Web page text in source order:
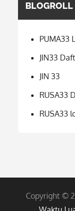
BLOGROLL
PUMA33
JIN33
JIN 33
RUSA33
RUSA33
Copyright ©